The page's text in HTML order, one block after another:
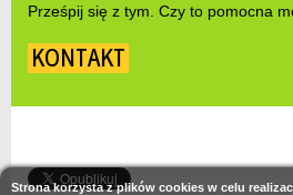
Prześpij się z tym. Czy to pomocna
KONTAKT
Strona korzysta z plików cookies w celu